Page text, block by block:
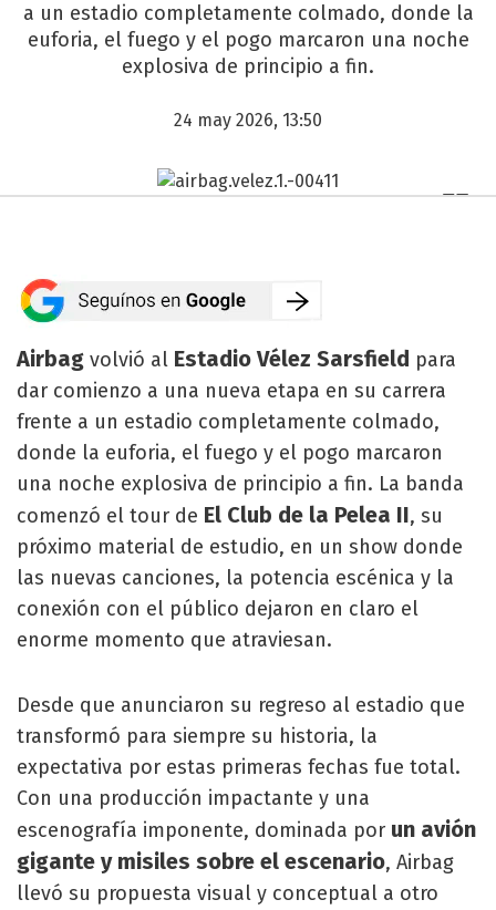
a un estadio completamente colmado, donde la
euforia, el fuego y el pogo marcaron una noche
explosiva de principio a fin.
24 may 2026, 13:50
Airbag volvió al Estadio Vélez Sarsfield para
dar comienzo a una nueva etapa en su carrera
frente a un estadio completamente colmado,
donde la euforia, el fuego y el pogo marcaron
una noche explosiva de principio a fin. La banda
comenzó el tour de El Club de la Pelea II, su
próximo material de estudio, en un show donde
las nuevas canciones, la potencia escénica y la
conexión con el público dejaron en claro el
enorme momento que atraviesan.
Desde que anunciaron su regreso al estadio que
transformó para siempre su historia, la
expectativa por estas primeras fechas fue total.
Con una producción impactante y una
escenografía imponente, dominada por un avión
gigante y misiles sobre el escenario, Airbag
llevó su propuesta visual y conceptual a otro